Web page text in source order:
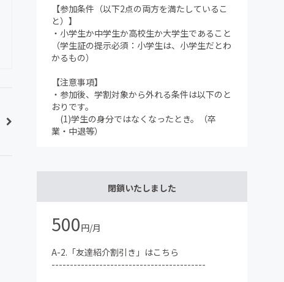
【参加条件（以下2点の両方を満たしているこ
と）】
・小学生か中学生か高校生か大学生であること
（学生証の提示必須：小学生は、小学生だとわ
かるもの）
【注意事項】
・参加後、学割対象から外れる条件は以下のと
おりです。
(1)学生の身分ではなくなったとき。（卒
業・中退等）
閉鎖いたしました
500円/月
A-2.「友達紹介割引き」はこちら
------------------------------------------